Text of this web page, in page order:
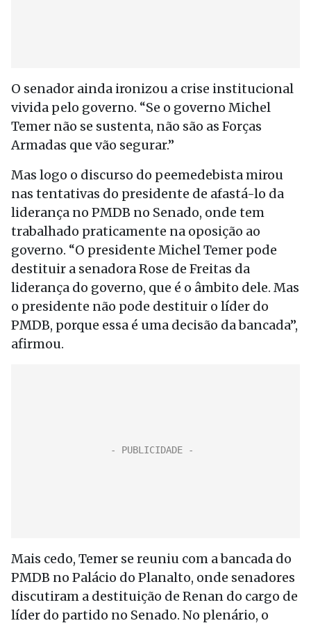
O senador ainda ironizou a crise institucional
vivida pelo governo. “Se o governo Michel
Temer não se sustenta, não são as Forças
Armadas que vão segurar.”
Mas logo o discurso do peemedebista mirou
nas tentativas do presidente de afastá-lo da
liderança no PMDB no Senado, onde tem
trabalhado praticamente na oposição ao
governo. “O presidente Michel Temer pode
destituir a senadora Rose de Freitas da
liderança do governo, que é o âmbito dele. Mas
o presidente não pode destituir o líder do
PMDB, porque essa é uma decisão da bancada”,
afirmou.
Mais cedo, Temer se reuniu com a bancada do
PMDB no Palácio do Planalto, onde senadores
discutiram a destituição de Renan do cargo de
líder do partido no Senado. No plenário, o